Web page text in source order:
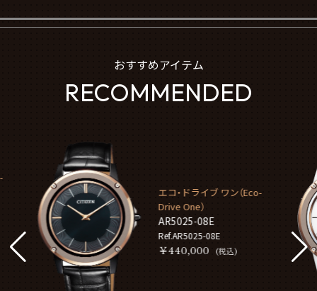
おすすめアイテム
RECOMMENDED
エコ・ドライブ ワン（Eco-
Drive One）
AR5026-05A
Ref.AR5026-05A
￥440,000 (税込)